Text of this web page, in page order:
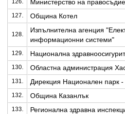
126. Министерство на
127. Община Котел
128.
Изпълнителна агенция
информационни системи"
129. Национална
130. Областна администрация
131. Дирекция Национален парк
132. Община Казанлък
133. Регионална здравна